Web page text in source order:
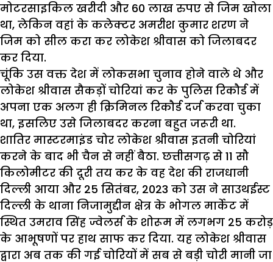
मोटरसाइकिल खरीदी और 60 लाख रुपए से जिम खोला
था, लेकिन वहां के कलेक्टर अमरीश कुमार शरण ने
जिम को सील करा कर लोकेश श्रीवास को जिलाबदर
कर दिया.
चूंकि उस वक्त देश में लोकसभा चुनाव होने वाले थे और
लोकेश श्रीवास सैकड़ों चोरियां कर के पुलिस रिकौर्ड में
अपना एक अलग ही क्रिमिनल रिकौर्ड दर्ज करवा चुका
था, इसलिए उसे जिलाबदर करना बहुत जरूरी था.
शातिर मास्टरमाइंड चोर लोकेश श्रीवास इतनी चोरियां
करने के बाद भी चैन से नहीं बैठा. छत्तीसगढ़ से 11 सौ
किलोमीटर की दूरी तय कर के वह देश की राजधानी
दिल्ली आया और 25 सितंबर, 2023 को उस ने साउथईस्ट
दिल्ली के थाना निजामुद्दीन क्षेत्र के भोगल मार्केट में
स्थित उमराव सिंह ज्वेलर्स के शोरूम में लगभग 25 करोड़
के आभूषणों पर हाथ साफ कर दिया. यह लोकेश श्रीवास
द्वारा अब तक की गई चोरियों में सब से बड़ी चोरी मानी जा